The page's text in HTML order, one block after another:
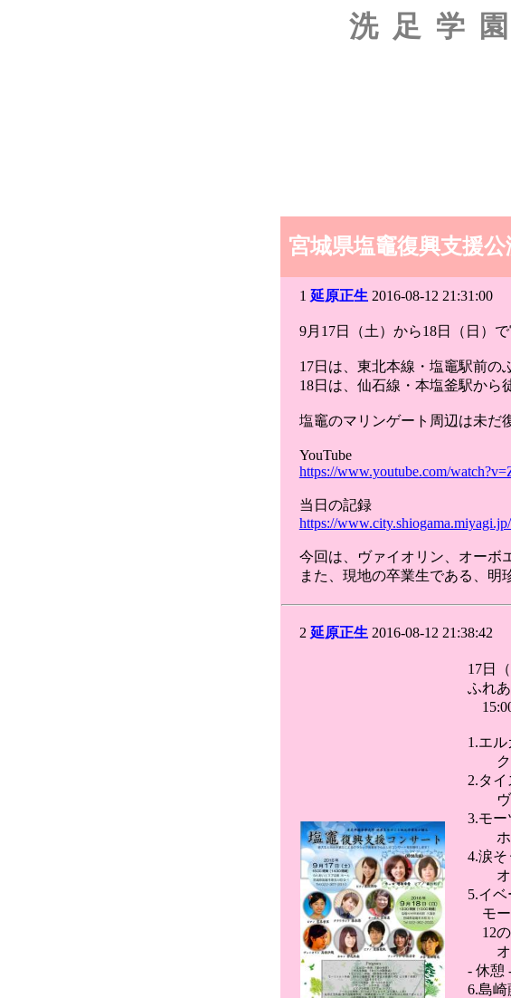
洗足学
宮城県塩竈復興支援
1 延原正生 2016-08-12 21:31:00
9月17日（土）から18日（日）
17日は、東北本線・塩竈駅前の
18日は、仙石線・本塩釜駅から
塩竈のマリンゲート周辺は未だ
YouTube
https://www.youtube.com/
当日の記録
https://
今回は、ヴァイオリン、オーボ
また、現地の卒業生である、明
2 延原正生 2016-08-12 21:38:42
17日（
ふれ
1.エ
クラ
2.タ
ヴァ
3.モ
ホル
4.涙そ
オー
5.イ
モー
12の
オー
- 休憩
6.島